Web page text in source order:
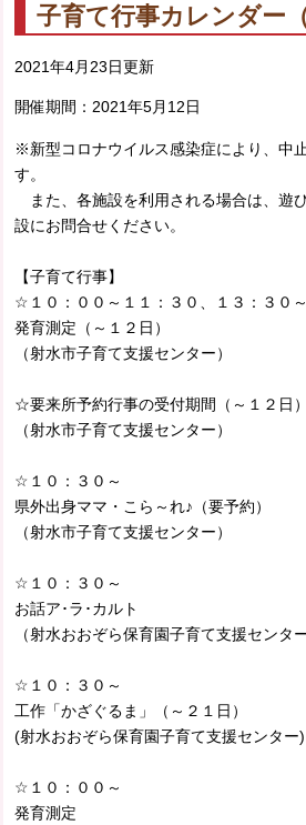
子育て行事カレンダー
2021年4月23日更新
開催期間： 2021年5月12日
※新型コロナウイルス感染症により、中
す。
また、各施設を利用される場合は、遊
設にお問合せください。
【子育て行事】
☆１０：００～１１：３０、１３：３０
発育測定（～１２日）
（射水市子育て支援センター）
☆要来所予約行事の受付期間（～１２日）
（射水市子育て支援センター）
☆１０：３０～
県外出身ママ・こら～れ♪（要予約）
（射水市子育て支援センター）
☆１０：３０～
お話ア･ラ･カルト
（射水おおぞら保育園子育て支援センター
☆１０：３０～
工作「かざぐるま」（～２１日）
(射水おおぞら保育園子育て支援センター)
☆１０：００～
発育測定